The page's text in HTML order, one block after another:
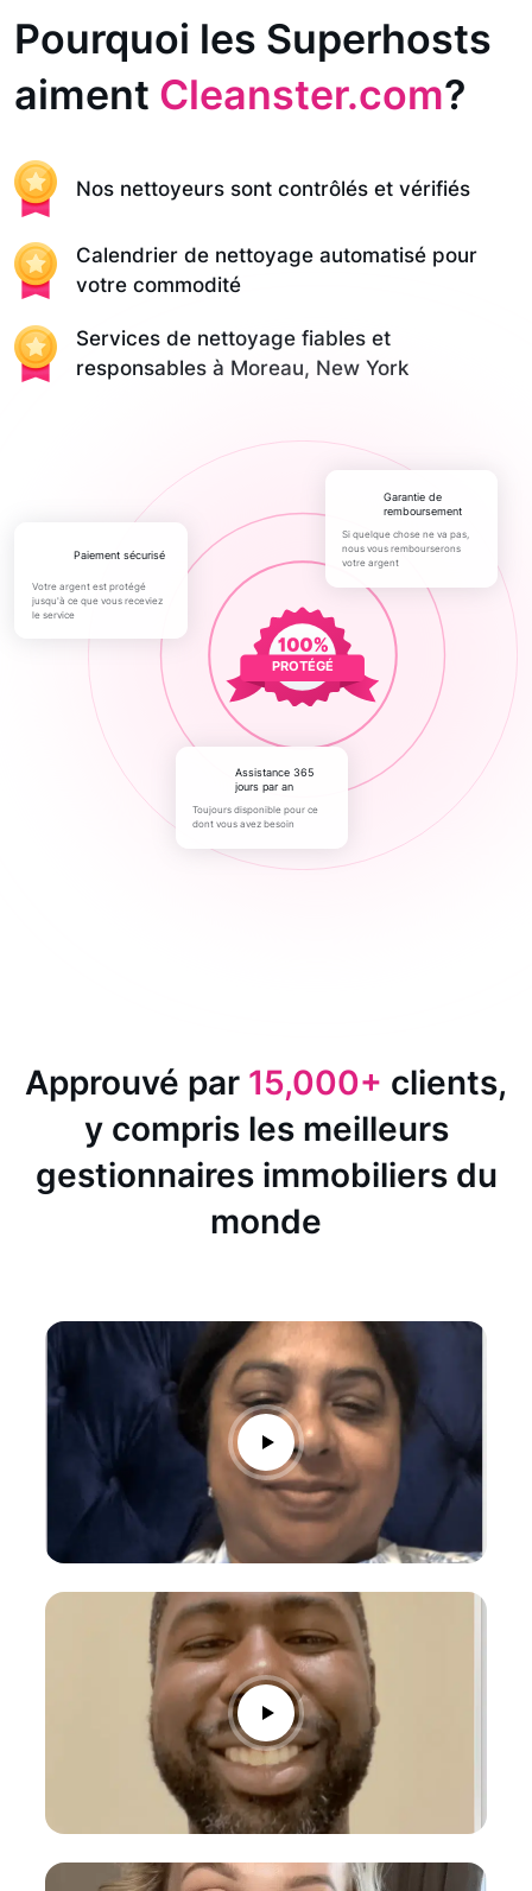
Pourquoi les Superhosts
aiment Cleanster.com?
Nos nettoyeurs sont contrôlés et vérifiés
Calendrier de nettoyage automatisé pour
votre commodité
Services de nettoyage fiables et
responsables à Moreau, New York
PROTÉGÉ
paiement sécurisé
Votre argent est protégé
jusqu'à ce que vous receviez
le service
Garantie de
remboursement
Si quelque chose ne va pas,
nous vous rembourserons
votre argent
Assistance 365
jours par an
Toujours disponible pour ce
dont vous avez besoin
Approuvé par 15,000+ clients,
y compris les meilleurs
gestionnaires immobiliers du
monde